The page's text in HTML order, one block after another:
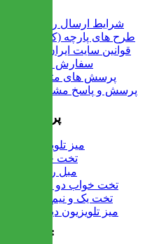
شرایط ارسال رایگان
طرح های پارچه (کالیته)
قوانین سایت ایران میز
سفارش عمده
پرسش های متداول
پرسش و پاسخ مشتریان
پرفروش ها
میز تلویزیون
تخت خواب
مبل راحتی
تخت خواب دو طبقه
تخت یک و نیم نفره
میز تلویزیون دیواری
تماس با ما :